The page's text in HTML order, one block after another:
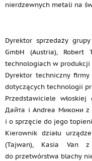
nierdzewnych metali na
Dyrektor sprzedaży
GmbH (Austria),
technologiach w produkcji
Dyrektor techniczny firmy
dotyczących technologii
Przedstawiciele
Дайта i Andrea Микони
i o sprzęcie do jego
Kierownik działu
(Tajwan), Kasia Van
do przetwórstwa blachy